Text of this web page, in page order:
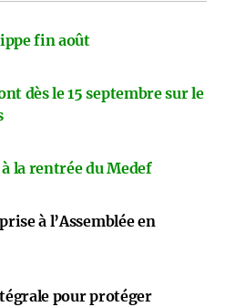
fin août
dès le 15 septembre sur le
la rentrée du Medef
à l’Assemblée en
pour protéger